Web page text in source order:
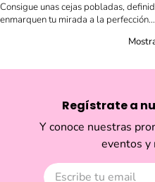
Consigue unas cejas pobladas,
enmarquen tu mirada a la perfección.
Nuestra selección de maquillaje de
rellenar con un efecto natural, los
los geles y máscaras fijadoras
hasta el vello más rebelde.
Productos de larga duración y
ideales para lograr desde el
diario impecable.
Regístrate a
Y conoce nuestras
eventos y